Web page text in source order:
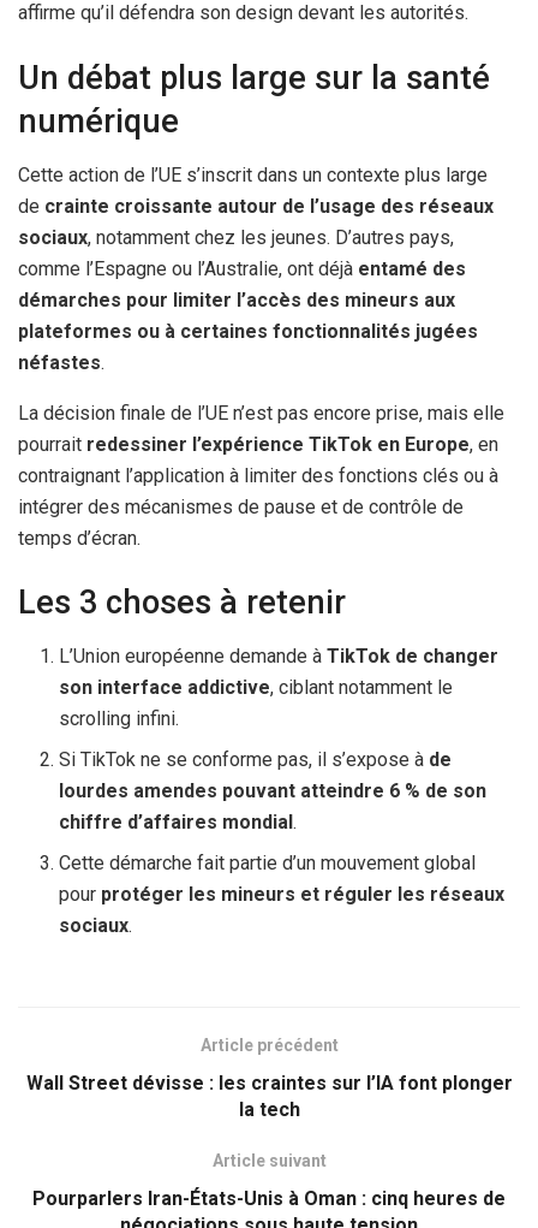
affirme qu’il défendra son design devant les autorités.
Un débat plus large sur la santé
numérique
Cette action de l’UE s’inscrit dans un contexte plus large
de crainte croissante autour de l’usage des réseaux
sociaux, notamment chez les jeunes. D’autres pays,
comme l’Espagne ou l’Australie, ont déjà entamé des
démarches pour limiter l’accès des mineurs aux
plateformes ou à certaines fonctionnalités jugées
néfastes.
La décision finale de l’UE n’est pas encore prise, mais elle
pourrait redessiner l’expérience TikTok en Europe, en
contraignant l’application à limiter des fonctions clés ou à
intégrer des mécanismes de pause et de contrôle de
temps d’écran.
Les 3 choses à retenir
L’Union européenne demande àTikTok de changer
son interface addictive, ciblant notamment le
scrolling infini.
Si TikTok ne se conforme pas, il s’expose à de
lourdes amendes pouvant atteindre 6 % de son
chiffre d’affaires mondial.
Cette démarche fait partie d’un mouvement global
pour protéger les mineurs et réguler les réseaux
sociaux.
Article précédent
Wall Street dévisse : les craintes sur l’IA font plonger
la tech
Article suivant
Pourparlers Iran-États-Unis à Oman : cinq heures de